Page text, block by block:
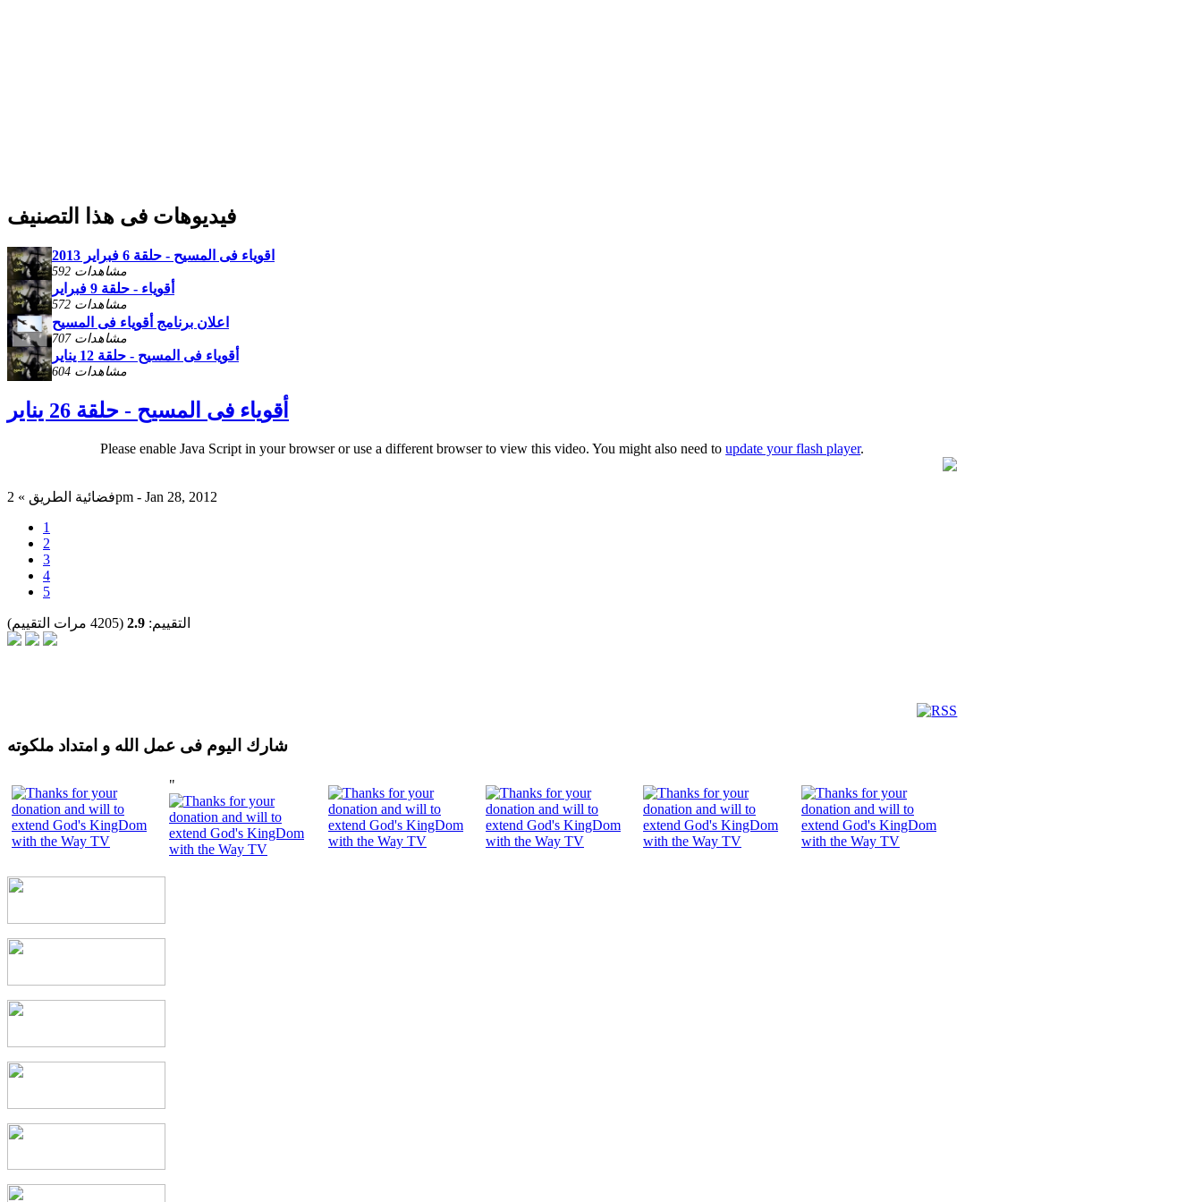
فيديوهات فى هذا التصنيف
اقوياء فى المسيح - حلقة 6 فبراير 2013
592 مشاهدات
أقوياء - حلقة 9 فبراير
572 مشاهدات
اعلان برنامج أقوياء فى المسيح
707 مشاهدات
أقوياء فى المسيح - حلقة 12 يناير
604 مشاهدات
أقوياء فى المسيح - حلقة 26 يناير
Please enable Java Script in your browser or use a different browser to view this video. You might also need toupdate your flash player.
فضائية الطريق » 2pm - Jan 28, 2012
1
2
3
4
5
التقييم: 2.9 (4205 مرات التقييم)
شارك اليوم فى عمل الله و امتداد ملكوته
"